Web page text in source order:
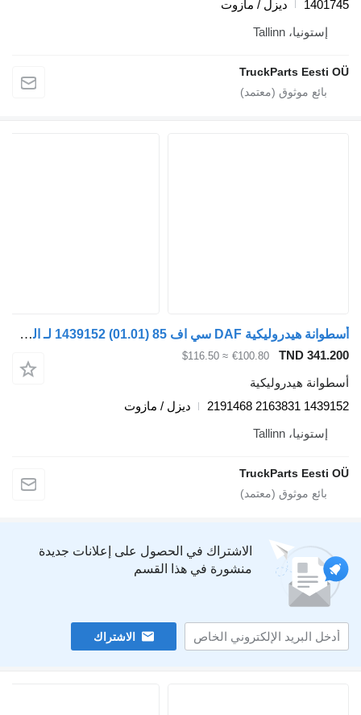
ديزل / مازوت
إستونيا، Tallinn
TruckParts Eesti
أسطوانة هيدروليكية DAF سي اف 85 (01.01) 1439152 لـ السيارات القاطرة DAF LF45 LF55 LF180 CF65 CF75 CF85 (2001)
TND
€100.80
≈ $116.50
هيدروليكية
1439152 2163831
ديزل / مازوت
إستونيا، Tallinn
TruckParts Eesti
الاشتراك في الحصول على إعلانات جديدة
منشورة في هذا القسم
الاشتراك